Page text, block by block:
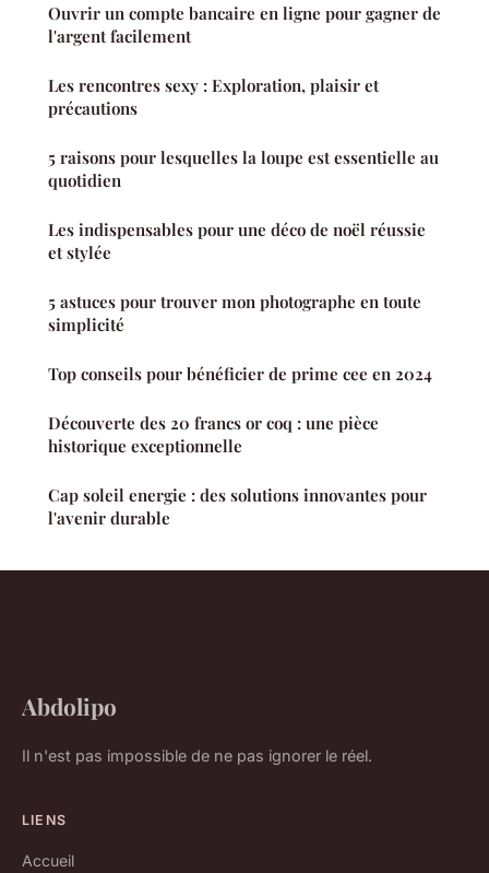
Ouvrir un compte bancaire en ligne pour gagner de
l'argent facilement
Les rencontres sexy : Exploration, plaisir et
précautions
5 raisons pour lesquelles la loupe est essentielle au
quotidien
Les indispensables pour une déco de noël réussie
et stylée
5 astuces pour trouver mon photographe en toute
simplicité
Top conseils pour bénéficier de prime cee en 2024
Découverte des 20 francs or coq : une pièce
historique exceptionnelle
Cap soleil energie : des solutions innovantes pour
l'avenir durable
Abdolipo
Il n'est pas impossible de ne pas ignorer le réel.
LIENS
Accueil